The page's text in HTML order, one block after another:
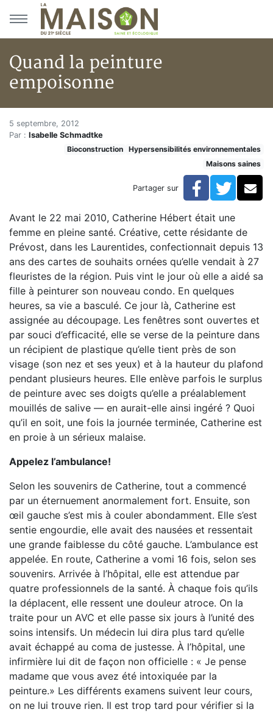
Aller au menu principal
Aller au contenu principal
Quand la peinture
empoisonne
Accueil
Articles
Maisons saines
Quand la peinture empoisonne
Quand la peinture empoisonne
5 septembre, 2012
Par : Isabelle Schmadtke
Bioconstruction
Hypersensibilités environnementales
Maisons saines
Partager sur Facebook
Avant le 22 mai 2010, Catherine Hébert était une
femme en pleine santé. Créative, cette résidante de
Prévost, dans les Laurentides, confectionnait depuis 13
ans des cartes de souhaits ornées qu’elle vendait à 27
fleuristes de la région. Puis vint le jour où elle a aidé sa
fille à peinturer son nouveau condo. En quelques
heures, sa vie a basculé. Ce jour là, Catherine est
assignée au découpage. Les fenêtres sont ouvertes et
par souci d’efficacité, elle se verse de la peinture dans
un récipient de plastique qu’elle tient près de son
visage (son nez et ses yeux) et à la hauteur du plafond
pendant plusieurs heures. Elle enlève parfois le surplus
de peinture avec ses doigts qu’elle a préalablement
mouillés de salive — en aurait-elle ainsi ingéré ? Quoi
qu’il en soit, une fois la journée terminée, Catherine est
en proie à un sérieux malaise.
Appelez l’ambulance!
Selon les souvenirs de Catherine, tout a commencé
par un éternuement anormalement fort. Ensuite, son
œil gauche s’est mis à couler abondamment. Elle s’est
sentie engourdie, elle avait des nausées et ressentait
une grande faiblesse du côté gauche. L’ambulance est
appelée. En route, Catherine a vomi 16 fois, selon ses
souvenirs. Arrivée à l’hôpital, elle est attendue par
quatre professionnels de la santé. À chaque fois qu’ils
la déplacent, elle ressent une douleur atroce. On la
traite pour un AVC et elle passe six jours à l’unité des
soins intensifs. Un médecin lui dira plus tard qu’elle
avait échappé au coma de justesse. À l’hôpital, une
infirmière lui dit de façon non officielle : « Je pense
madame que vous avez été intoxiquée par la
peinture.» Les différents examens suivent leur cours,
on ne lui trouve rien. Il est trop tard pour vérifier si la